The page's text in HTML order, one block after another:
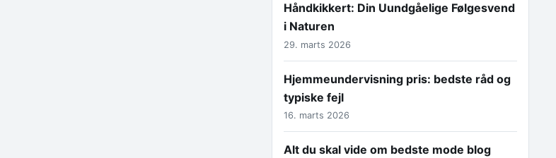
Håndkikkert: Din Uundgåelige Følgesvend
i Naturen
29. marts 2026
Hjemmeundervisning pris: bedste råd og
typiske fejl
16. marts 2026
Alt du skal vide om bedste mode blog